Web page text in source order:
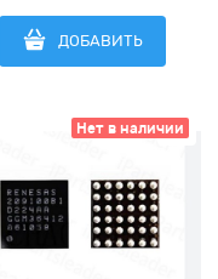
ДОБАВИТЬ
Нет в наличии